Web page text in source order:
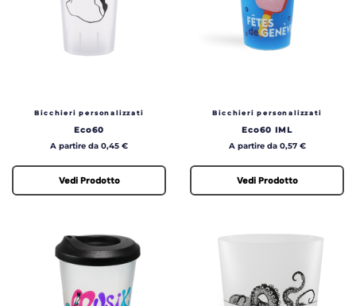
Bicchieri personalizzati
Eco60
Prezzo
A partire da 0,45 €
Vedi Prodotto
Bicchieri personalizzati
Eco60 IML
Prezzo
A partire da 0,57 €
Vedi Prodotto